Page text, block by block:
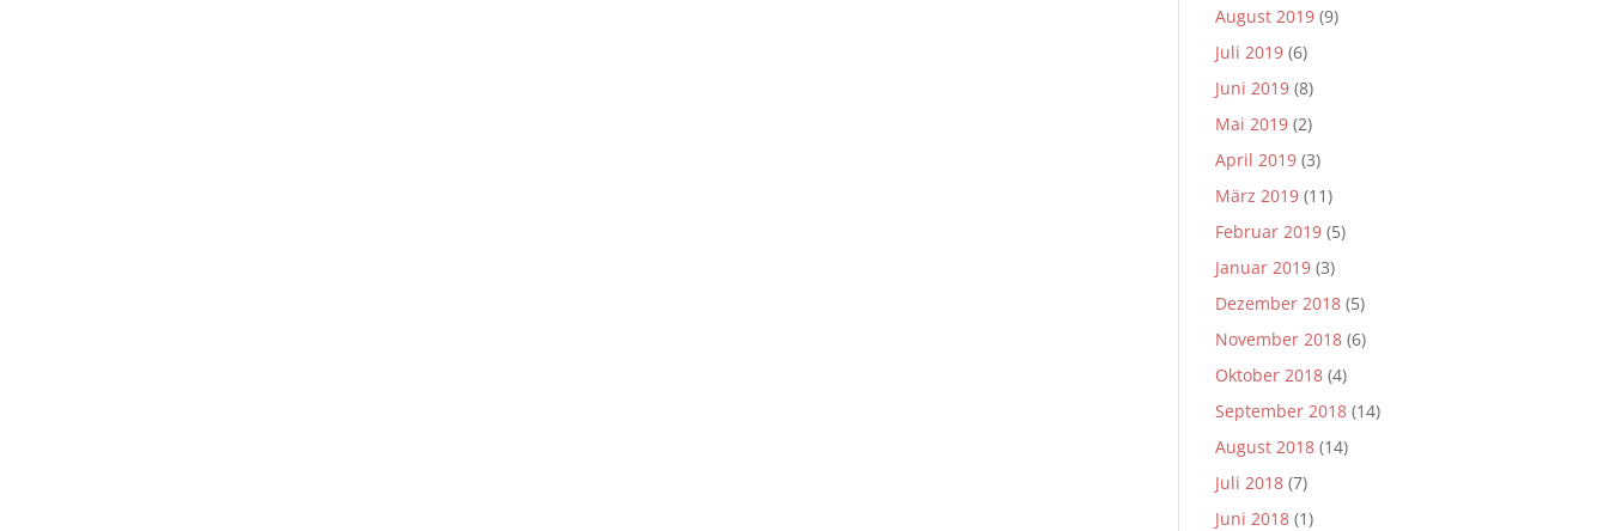
August 2019 (9)
Juli 2019 (6)
Juni 2019 (8)
Mai 2019 (2)
April 2019 (3)
März 2019 (11)
Februar 2019 (5)
Januar 2019 (3)
Dezember 2018 (5)
November 2018 (6)
Oktober 2018 (4)
September 2018 (14)
August 2018 (14)
Juli 2018 (7)
Juni 2018 (1)